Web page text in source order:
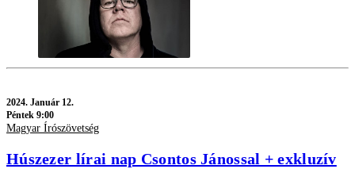
2024. Január 12.
Péntek 9:00
Magyar Írószövetség
Húszezer lírai nap Csontos Jánossal + exkluzív